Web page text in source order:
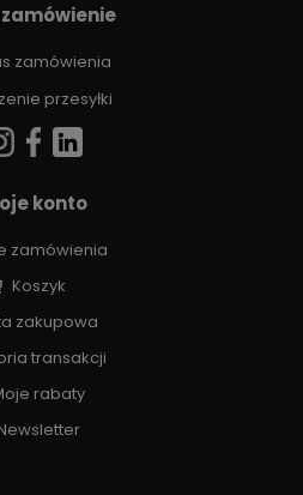
zamówienia
przesyłki
konto
zamówienia
Koszyk
zakupowa
transakcji
rabaty